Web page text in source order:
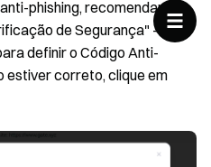
phishing, recomendamos
de Segurança" -
definir o Código Anti-
estiver correto, clique em